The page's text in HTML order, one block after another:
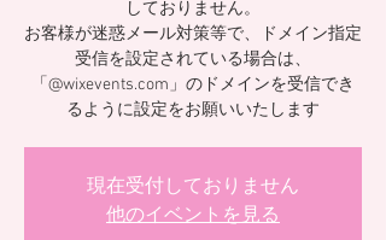
しておりません。
お客様が迷惑メール対策等で、ドメイン指定
受信を設定されている場合は、
「@wixevents.com」のドメインを受信でき
るように設定をお願いいたします
現在受付しておりません
他のイベントを見る